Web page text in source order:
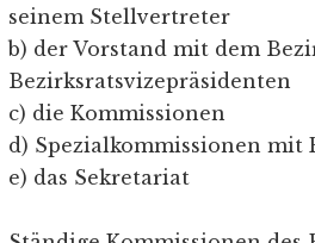
seinem Stellvertreter
b) der Vorstand mit dem
Bezirksratsvizepräsidenten
c) die Kommissionen
d) Spezialkommissionen mit
e) das Sekretariat